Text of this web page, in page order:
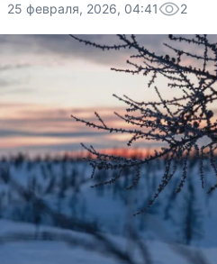
25 февраля, 2026, 04:41 2